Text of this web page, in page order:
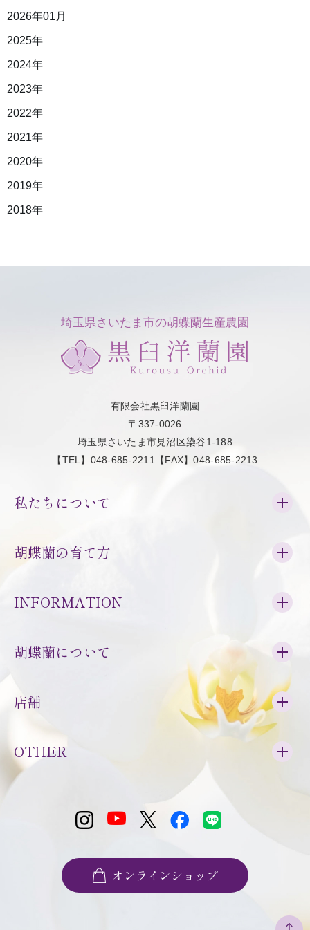
2026年01月
2025年
2024年
2023年
2022年
2021年
2020年
2019年
2018年
埼玉県さいたま市の胡蝶蘭生産農園
有限会社黒臼洋蘭園
〒337-0026
埼玉県さいたま市見沼区染谷1-188
【TEL】048-685-2211【FAX】048-685-2213
私たちについて
胡蝶蘭の育て方
INFORMATION
胡蝶蘭について
店舗
OTHER
オンラインショップ